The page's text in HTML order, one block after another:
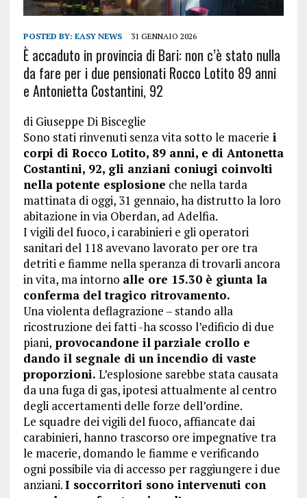
POSTED BY: EASY NEWS 31 GENNAIO 2026
È accaduto in provincia di Bari: non c’è stato nulla
da fare per i due pensionati Rocco Lotito 89 anni
e Antonietta Costantini, 92
di Giuseppe Di Bisceglie
Sono stati rinvenuti senza vita sotto le macerie i
corpi di Rocco Lotito, 89 anni, e di Antonetta
Costantini, 92, gli anziani coniugi coinvolti
nella potente esplosione che nella tarda
mattinata di oggi, 31 gennaio, ha distrutto la loro
abitazione in via Oberdan, ad Adelfia.
I vigili del fuoco, i carabinieri e gli operatori
sanitari del 118 avevano lavorato per ore tra
detriti e fiamme nella speranza di trovarli ancora
in vita, ma intorno alle ore 15.30 è giunta la
conferma del tragico ritrovamento.
Una violenta deflagrazione – stando alla
ricostruzione dei fatti -ha scosso l’edificio di due
piani, provocandone il parziale crollo e
dando il segnale di un incendio di vaste
proporzioni. L’esplosione sarebbe stata causata
da una fuga di gas, ipotesi attualmente al centro
degli accertamenti delle forze dell’ordine.
Le squadre dei vigili del fuoco, affiancate dai
carabinieri, hanno trascorso ore impegnative tra
le macerie, domando le fiamme e verificando
ogni possibile via di accesso per raggiungere i due
anziani.I soccorritori sono intervenuti con